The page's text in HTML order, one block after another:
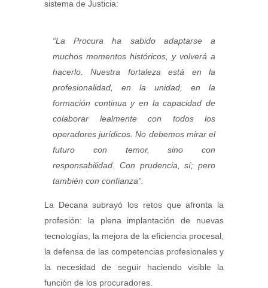
sistema de Justicia:
“La Procura ha sabido adaptarse a
muchos momentos históricos, y volverá a
hacerlo. Nuestra fortaleza está en la
profesionalidad, en la unidad, en la
formación continua y en la capacidad de
colaborar lealmente con todos los
operadores jurídicos. No debemos mirar el
futuro con temor, sino con
responsabilidad. Con prudencia, sí; pero
también con confianza”.
La Decana subrayó los retos que afronta la
profesión: la plena implantación de nuevas
tecnologías, la mejora de la eficiencia procesal,
la defensa de las competencias profesionales y
la necesidad de seguir haciendo visible la
función de los procuradores.